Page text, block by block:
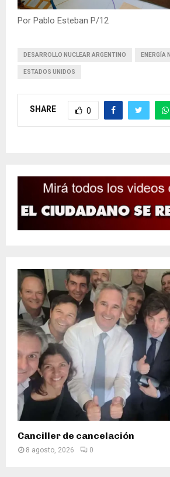
Por Pablo Esteban P/12
DESARROLLO NUCLEAR ARGENTINO ENERGÍA
ESTADOS UNIDOS
SHARE 0
Canciller de cancelación
8 agosto, 2026 0